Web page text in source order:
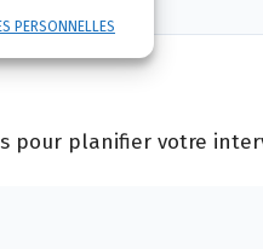
PERSONNELLES
pour planifier votre